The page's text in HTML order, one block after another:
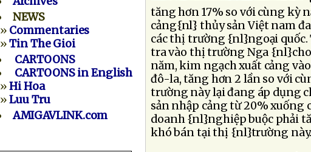
NEWS
» Commentaries
»Tin The Gioi
CARTOONS
CARTOONS in English
»Hi Hoa
»Luu Tru
AMIGAVLINK.com
tăng hơn 17% so với cùng kỳ
cảng{nl} thủy sản Việt nam
các thị trường {nl}ngoại quốc.
tra vào thị trường Nga
năm, kim ngạch xuất cảng
đô-la, tăng hơn 2 lần so với
trường này lại đang áp dụng
sản nhập cảng từ 20% xuống
doanh {nl}nghiệp buộc phải
khó bán tại thị {nl}trường này.